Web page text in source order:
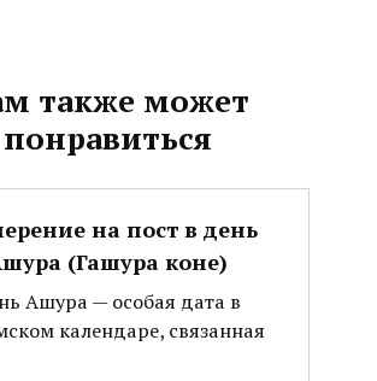
также может
понравиться
на пост в день
(Гашура коне)
Ашура — особая дата в
календаре, связанная